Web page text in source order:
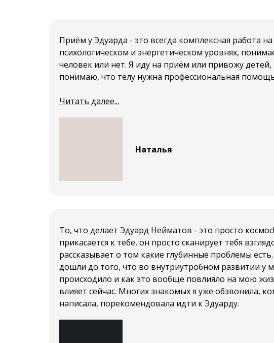
Приём у Эдуарда - это всегда комплексная работа
психологическом и энергетическом уровнях,
человек или нет. Я иду на приём или привожу детей,
понимаю, что телу нужна профессиональная
Читать далее...
Наталья
То, что делает Эдуард Нейматов - это просто
прикасается к тебе, он просто сканирует тебя
рассказывает о том какие глубинные проблемы
дошли до того, что во внутриутробном развитии у
происходило и как это вообще повлияло на мою
влияет сейчас. Многих знакомых я уже обзвонила,
написала, порекомендовала идти к Эдуарду.